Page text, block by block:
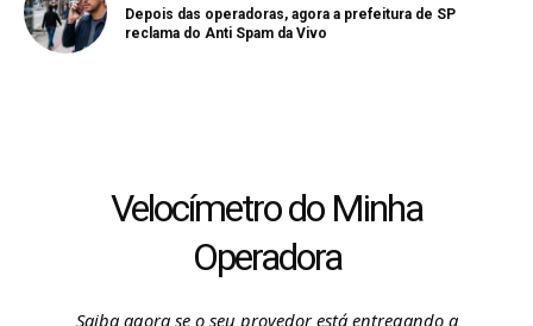
Depois das operadoras, agora a prefeitura de SP
reclama do Anti Spam da Vivo
Velocímetro do Minha
Operadora
Saiba agora se o seu provedor está entregando a